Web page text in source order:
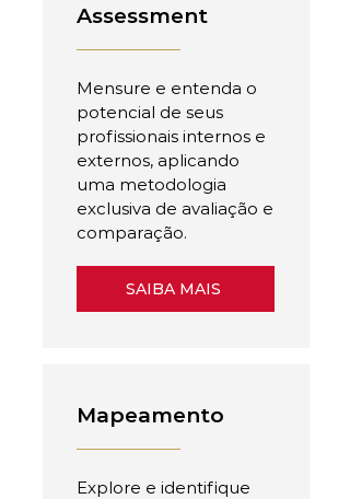
Assessment
Mensure e entenda o
potencial de seus
profissionais internos e
externos, aplicando
uma metodologia
exclusiva de avaliação e
comparação.
SAIBA MAIS
Mapeamento
Explore e identifique